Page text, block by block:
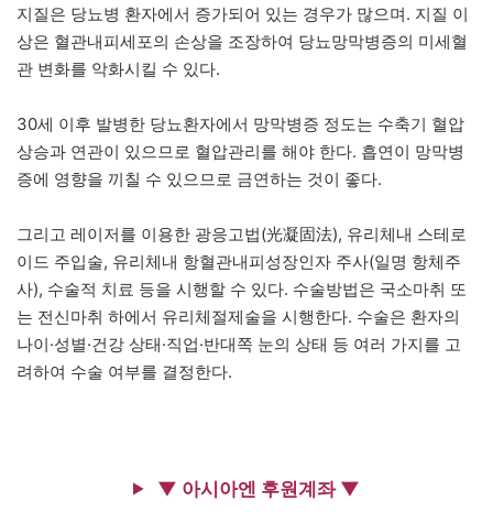
지질은 당뇨병 환자에서 증가되어 있는 경우가 많으며. 지질 이
상은 혈관내피세포의 손상을 조장하여 당뇨망막병증의 미세혈
관 변화를 악화시킬 수 있다.
30세 이후 발병한 당뇨환자에서 망막병증 정도는 수축기 혈압
상승과 연관이 있으므로 혈압관리를 해야 한다. 흡연이 망막병
증에 영향을 끼칠 수 있으므로 금연하는 것이 좋다.
그리고 레이저를 이용한 광응고법(光凝固法), 유리체내 스테로
이드 주입술, 유리체내 항혈관내피성장인자 주사(일명 항체주
사), 수술적 치료 등을 시행할 수 있다. 수술방법은 국소마취 또
는 전신마취 하에서 유리체절제술을 시행한다. 수술은 환자의
나이·성별·건강 상태·직업·반대쪽 눈의 상태 등 여러 가지를 고
려하여 수술 여부를 결정한다.
▼ 아시아엔 후원계좌 ▼